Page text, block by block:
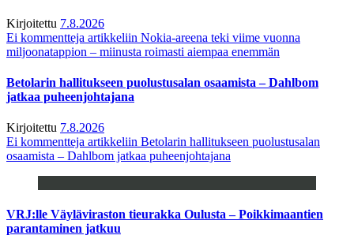
Kirjoitettu 7.8.2026
Ei kommentteja artikkeliin Nokia-areena teki viime vuonna
miljoonatappion – miinusta roimasti aiempaa enemmän
Betolarin hallitukseen puolustusalan osaamista – Dahlbom
jatkaa puheenjohtajana
Kirjoitettu 7.8.2026
Ei kommentteja artikkeliin Betolarin hallitukseen puolustusalan
osaamista – Dahlbom jatkaa puheenjohtajana
VRJ:lle Väyläviraston tieurakka Oulusta – Poikkimaantien
parantaminen jatkuu